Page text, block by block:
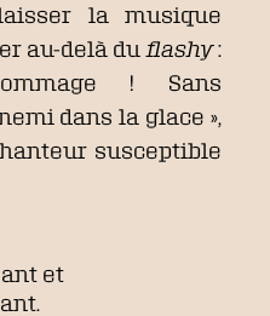
la musique
au-delà du flashy:
! Sans
dans la glace »,
susceptible
et